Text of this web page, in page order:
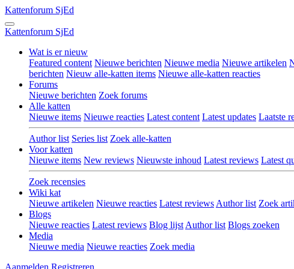
Kattenforum SjEd
Kattenforum SjEd
Wat is er nieuw
Featured content Nieuwe berichten Nieuwe media Nieuwe artikelen
berichten Nieuw alle-katten items Nieuwe alle-katten reacties
Forums
Nieuwe berichten Zoek forums
Alle katten
Nieuwe items Nieuwe reacties Latest content Latest updates Laatste
Author list Series list Zoek alle-katten
Voor katten
Nieuwe items New reviews Nieuwste inhoud Latest reviews Latest
Zoek recensies
Wiki kat
Nieuwe artikelen Nieuwe reacties Latest reviews Author list Zoek
Blogs
Nieuwe reacties Latest reviews Blog lijst Author list Blogs zoeken
Media
Nieuwe media Nieuwe reacties Zoek media
Aanmelden Registreren